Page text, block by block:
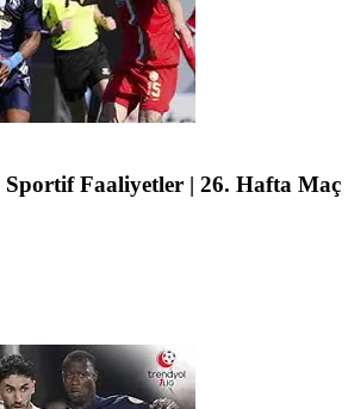
Sportif Faaliyetler | 26. Hafta Maç